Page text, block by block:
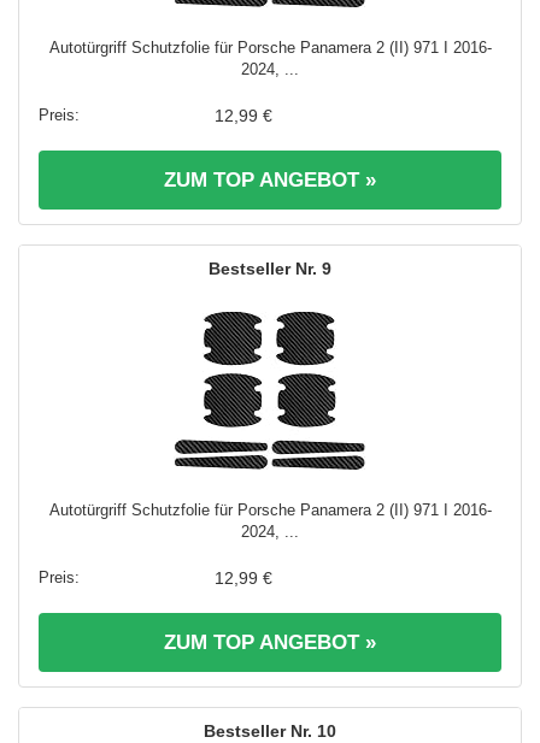
Autotürgriff Schutzfolie für Porsche Panamera 2 (II) 971 I 2016-
2024, ...
12,99 €
ZUM TOP ANGEBOT »
9
Autotürgriff Schutzfolie für Porsche Panamera 2 (II) 971 I 2016-
2024, ...
12,99 €
ZUM TOP ANGEBOT »
10